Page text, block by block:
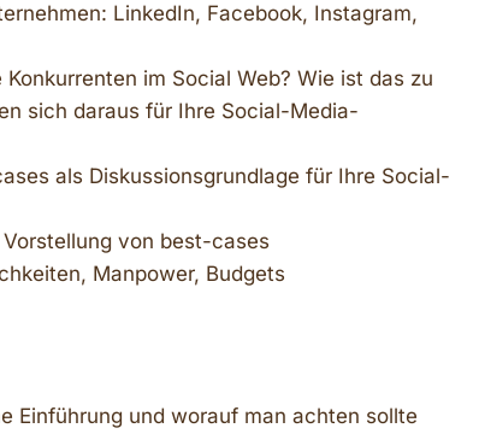
LinkedIn, Facebook, Instagram,
im Social Web? Wie ist das zu
sich daraus für Ihre Social-Media-
als Diskussionsgrundlage für Ihre Social-
von best-cases
Manpower, Budgets
Einführung und worauf man achten sollte